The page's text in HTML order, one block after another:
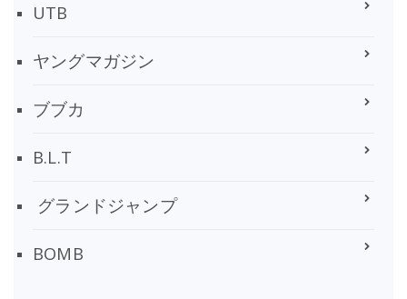
UTB
ヤングマガジン
ブブカ
B.L.T
グランドジャンプ
BOMB